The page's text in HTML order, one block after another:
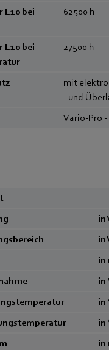
L10 bei
62500 h
L10 bei
27500 h
mit
- und
Vario-Pro
in
in
in
in
in
in
in